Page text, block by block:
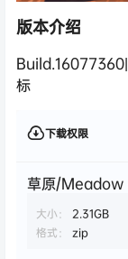
版本介绍
标
下载权限
草原/Meadow
大小：
2.31GB
格式：
zip